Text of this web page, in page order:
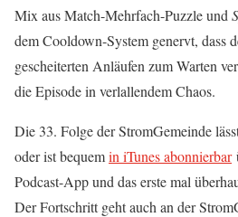
Mix aus Match-Mehrfach-Puzzle und
dem Cooldown-System genervt, dass
gescheiterten Anläufen zum Warten
die Episode in verlallendem Chaos.
Die 33. Folge der StromGemeinde
oder ist bequemin iTunes abonnierbar
Podcast-App und das erste mal
Der Fortschritt geht auch an der